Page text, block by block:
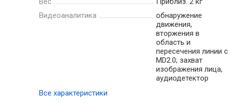
Видеоаналитика
обнаружение
движения,
вторжения в
область и
пересечения линии c
MD2.0; захват
изображения лица,
аудиодетектор
Все характеристики